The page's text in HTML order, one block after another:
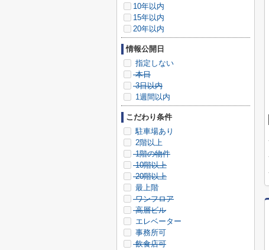
10年以内
15年以内
20年以内
情報公開日
指定しない
本日
3日以内
1週間以内
こだわり条件
駐車場あり
2階以上
1階の物件
10階以上
20階以上
最上階
ワンフロア
高層ビル
エレベーター
事務所可
飲食店可